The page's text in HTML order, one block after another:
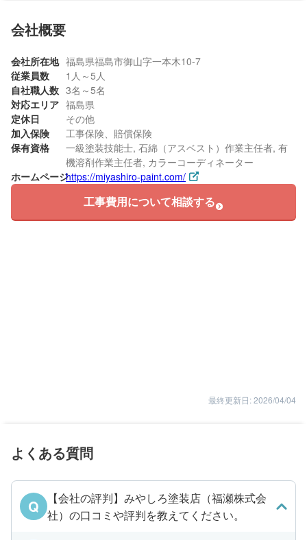
会社概要
会社所在地 福島県福島市御山字一本木10-7
従業員数
1人～5人
自社職人数 3名～5名
対応エリア 福島県
定休日
その他
加入保険
工事保険、賠償保険
保有資格
一級塗装技能士, 石綿（アスベスト）作業主任者, 有
機溶剤作業主任者, カラーコーディネーター
ホームページhttps://miyashiro-paint.com/
工事費用について相談する
最終更新日: 2026/04/04
よくある質問
Q
【会社の評判】みやしろ塗装店（福瀬株式会
社）の口コミや評判を教えてください。